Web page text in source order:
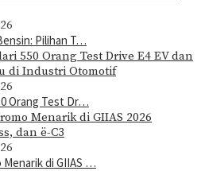
Pilihan T…
Orang Test Dr…
di GIIAS …